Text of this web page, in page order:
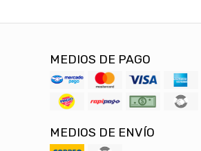
MEDIOS DE PAGO
MEDIOS DE ENVÍO